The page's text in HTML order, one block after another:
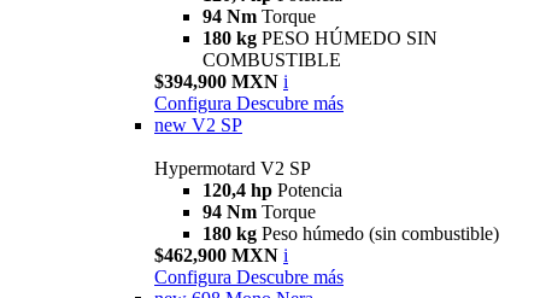
94 Nm Torque
180 kg PESO HÚMEDO SIN
COMBUSTIBLE
$394,900 MXN i
Configura Descubre más
new V2 SP
Hypermotard V2 SP
120,4 hp Potencia
94 Nm Torque
180 kg Peso húmedo (sin combustible)
$462,900 MXN i
Configura Descubre más